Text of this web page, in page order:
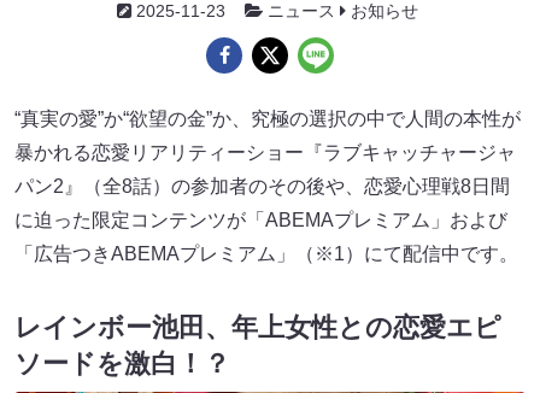
2025-11-23 ニュース お知らせ
“真実の愛”か“欲望の金”か、究極の選択の中で人間の本性が
暴かれる恋愛リアリティーショー『ラブキャッチャージャ
パン2』（全8話）の参加者のその後や、恋愛心理戦8日間
に迫った限定コンテンツが「ABEMAプレミアム」および
「広告つきABEMAプレミアム」（※1）にて配信中です。
レインボー池田、年上女性との恋愛エピ
ソードを激白！？